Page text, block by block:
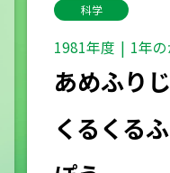
科学
1981年度 1年の
あめふり
くるくる